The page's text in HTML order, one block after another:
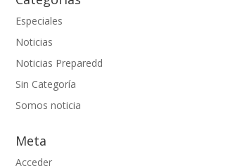
Especiales
Noticias
Noticias Preparedd
Sin Categoría
Somos noticia
Meta
Acceder